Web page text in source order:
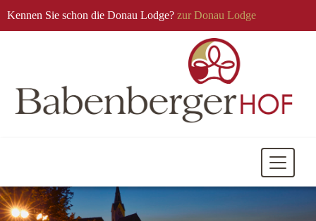
Kennen Sie schon die Donau Lodge? zur Donau Lodge
Mobile